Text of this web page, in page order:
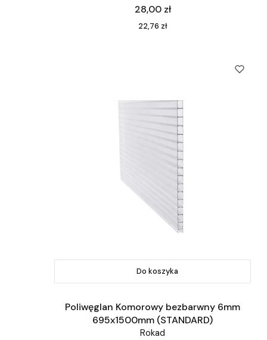
Cena
28,00 zł
Cena
22,76 zł
Do koszyka
Poliwęglan Komorowy bezbarwny 6mm
695x1500mm (STANDARD)
Rokad